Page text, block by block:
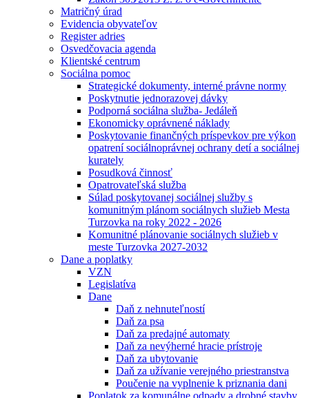
Matričný úrad
Evidencia obyvateľov
Register adries
Osvedčovacia agenda
Klientské centrum
Sociálna pomoc
Strategické dokumenty, interné právne normy
Poskytnutie jednorazovej dávky
Podporná sociálna služba- Jedáleň
Ekonomicky oprávnené náklady
Poskytovanie finančných príspevkov pre výkon
opatrení sociálnoprávnej ochrany detí a sociálnej
kurately
Posudková činnosť
Opatrovateľská služba
Súlad poskytovanej sociálnej služby s
komunitným plánom sociálnych služieb Mesta
Turzovka na roky 2022 - 2026
Komunitné plánovanie sociálnych služieb v
meste Turzovka 2027-2032
Dane a poplatky
VZN
Legislatíva
Dane
Daň z nehnuteľností
Daň za psa
Daň za predajné automaty
Daň za nevýherné hracie prístroje
Daň za ubytovanie
Daň za užívanie verejného priestranstva
Poučenie na vyplnenie k priznania dani
Poplatok za komunálne odpady a drobné stavby